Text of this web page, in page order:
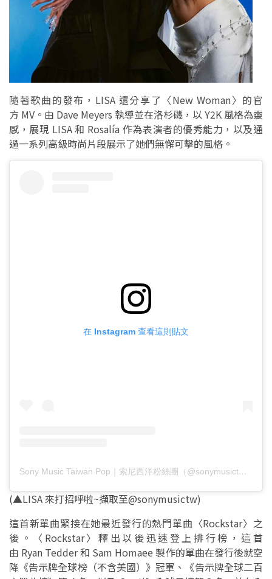
隨著歌曲的發布，LISA 還分享了〈New Woman〉的官
方 MV。由 Dave Meyers 執導並在洛杉磯，以 Y2K 風格為靈
感，展現 LISA 和 Rosalía 作為表演者的優秀能力，以及通
過一系列高級時尚片段展示了她們無懈可擊的風格。
在 Instagram 查看這則貼文
Sony Music Taiwan Pop｜索尼西洋粉絲團（@sonymusictw）分享的貼文
(▲LISA 來打招呼啦~擷取至@sonymusictw)
這首新單曲緊接在她最近發行的熱門單曲〈Rockstar〉之
後。〈Rockstar〉釋出以後迅速登上排行榜，這首
由 Ryan Tedder 和 Sam Homaee 製作的單曲在發行後就空
降《告示牌全球榜（不含美國）》冠軍、《告示牌全球二百